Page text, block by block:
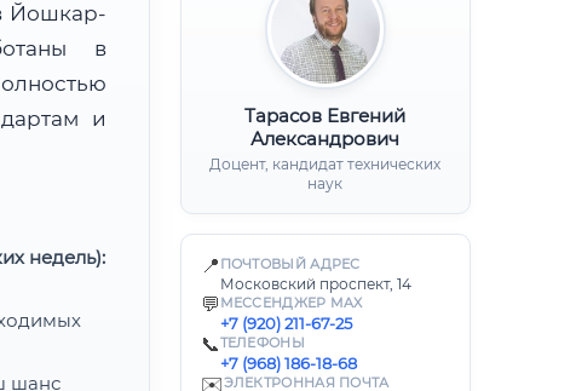
Тарасов Евгений
Александрович
Доцент, кандидат технических
наук
📍 ПОЧТОВЫЙ АДРЕС
Московский проспект, 14
💬 МЕССЕНДЖЕР MAX
+7 (920) 211-67-25
📞ТЕЛЕФОНЫ
+7 (968) 186-18-68
✉️ЭЛЕКТРОННАЯ ПОЧТА
Йошкар-
в
и
недель):
шанс